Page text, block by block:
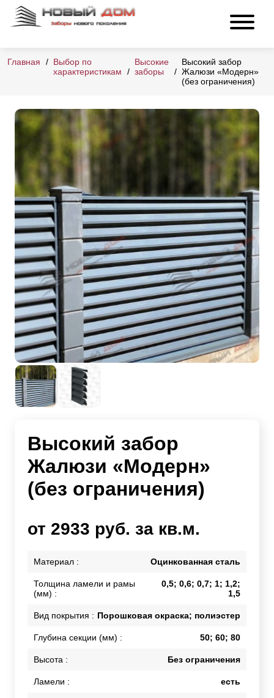
Главная
Выбор по
характеристикам
Высокие
заборы
Высокий забор
Жалюзи «Модерн»
(без ограничения)
Высокий забор
Жалюзи «Модерн»
(без ограничения)
от 2933 руб. за кв.м.
Материал : Оцинкованная сталь
Толщина ламели и рамы
(мм) :
0,5; 0,6; 0,7; 1; 1,2;
1,5
Вид покрытия : Порошковая окраска; полиэстер
Глубина секции (мм) : 50; 60; 80
Высота : Без ограничения
Ламели : есть